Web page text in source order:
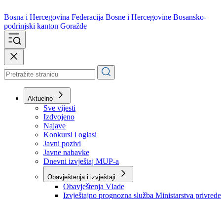
Bosna i Hercegovina
podrinjski kanton Goražde
Aktuelno
Sve vijesti
Izdvojeno
Najave
Konkursi i oglasi
Javni pozivi
Javne nabavke
Dnevni izvještaj MUP-a